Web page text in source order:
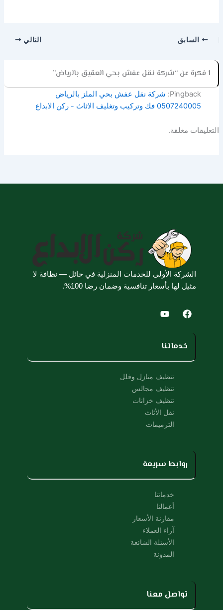
السابق التالي
1 فكرة عن “شركة نقل عفش بحي العقيق بالرياض”
Pingback: شركة نقل عفش بحي الملز بالرياض
0507240005 فك وتركيب وتغليف الاثاث - ركن الابداع
التعليقات مغلقة.
الشركة الأولى للخدمات المنزلية في حائل — نظافة لا
مثيل لها بأسعار تنافسية وضمان رضا 100%.
F
a
b
o
Y
o
u
e
خدماتنا
تنظيف منازل وفلل
تنظيف مجالس
تنظيف خزانات
نقل الأثاث
الترميمات
روابط سريعة
خدماتنا
أعمالنا
مقارنة الأسعار
آراء العملاء
الأسئلة الشائعة
المدونة
تواصل معنا